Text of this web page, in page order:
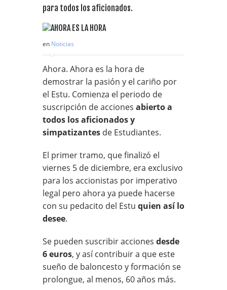
para todos los aficionados.
en Noticias
Ahora. Ahora es la hora de
demostrar la pasión y el cariño por
el Estu. Comienza el periodo de
suscripción de acciones abierto a
todos los aficionados y
simpatizantes de Estudiantes.
El primer tramo, que finalizó el
viernes 5 de diciembre, era exclusivo
para los accionistas por imperativo
legal pero ahora ya puede hacerse
con su pedacito del Estu quien así lo
desee.
Se pueden suscribir acciones desde
6 euros, y así contribuir a que este
sueño de baloncesto y formación se
prolongue, al menos, 60 años más.